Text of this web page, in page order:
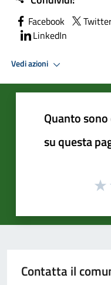
Facebook
LinkedIn
Vedi azioni
Quanto
su questa
Contatta il